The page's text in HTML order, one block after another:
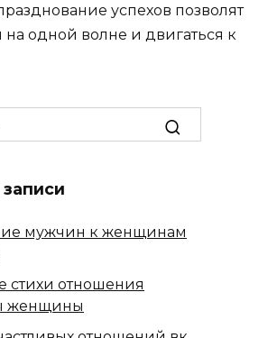
успехов позволят
на одной волне и двигаться к
мужчин к женщинам
стихи отношения
женщины